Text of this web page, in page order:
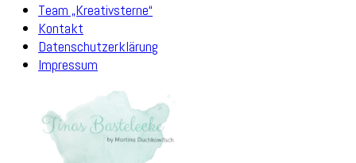
Team „Kreativsterne“
Kontakt
Datenschutzerklärung
Impressum